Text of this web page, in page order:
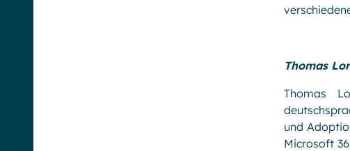
Thomas
Thomas
und
Microsoft